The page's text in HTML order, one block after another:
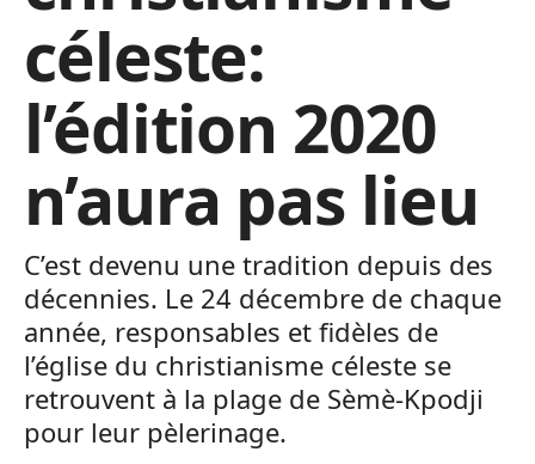
céleste:
l’édition 2020
n’aura pas lieu
C’est devenu une tradition depuis des
décennies. Le 24 décembre de chaque
année, responsables et fidèles de
l’église du christianisme céleste se
retrouvent à la plage de Sèmè-Kpodji
pour leur pèlerinage.